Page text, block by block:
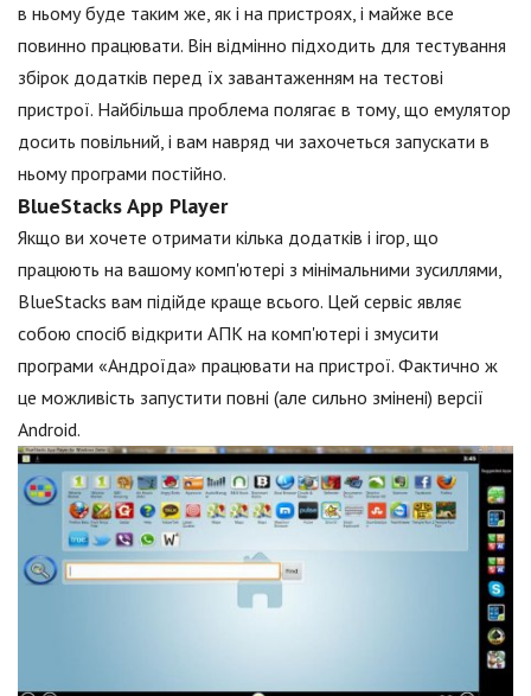
в ньому буде таким же, як і на пристроях, і майже все
повинно працювати. Він відмінно підходить для тестування
збірок додатків перед їх завантаженням на тестові
пристрої. Найбільша проблема полягає в тому, що емулятор
досить повільний, і вам навряд чи захочеться запускати в
ньому програми постійно.
BlueStacks App Player
Якщо ви хочете отримати кілька додатків і ігор, що
працюють на вашому комп'ютері з мінімальними зусиллями,
BlueStacks вам підійде краще всього. Цей сервіс являє
собою спосіб відкрити АПК на комп'ютері і змусити
програми «Андроїда» працювати на пристрої. Фактично ж
це можливість запустити повні (але сильно змінені) версії
Android.